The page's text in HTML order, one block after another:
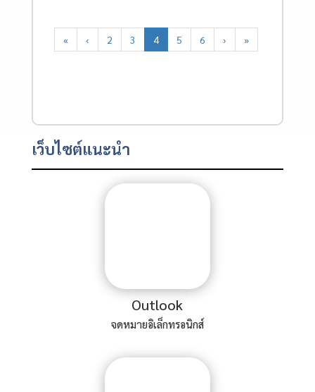
« ‹ 2 3 4 5 6 › »
เว็บไซต์แนะนำ
Outlook
จดหมายอิเล็กทรอนิกส์